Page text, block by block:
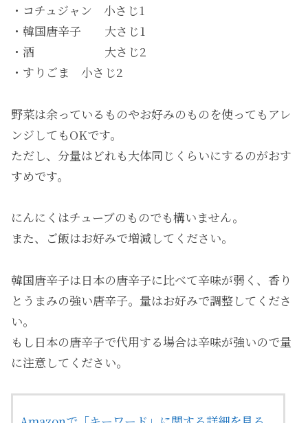
・コチュジャン 小さじ1
・韓国唐辛子 大さじ1
・酒 大さじ2
・すりごま 小さじ2
野菜は余っているものやお好みのものを使ってもアレ
ンジしてもOKです。
ただし、分量はどれも大体同じくらいにするのがおす
すめです。
にんにくはチューブのものでも構いません。
また、ご飯はお好みで増減してください。
韓国唐辛子は日本の唐辛子に比べて辛味が弱く、香り
とうまみの強い唐辛子。量はお好みで調整してくださ
い。
もし日本の唐辛子で代用する場合は辛味が強いので量
に注意してください。